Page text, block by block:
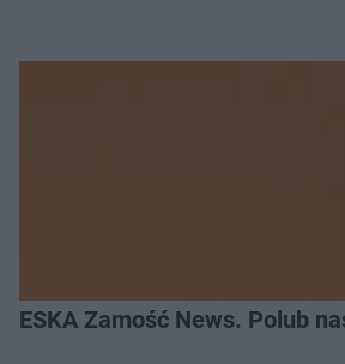
ESKA Zamość News. Polub